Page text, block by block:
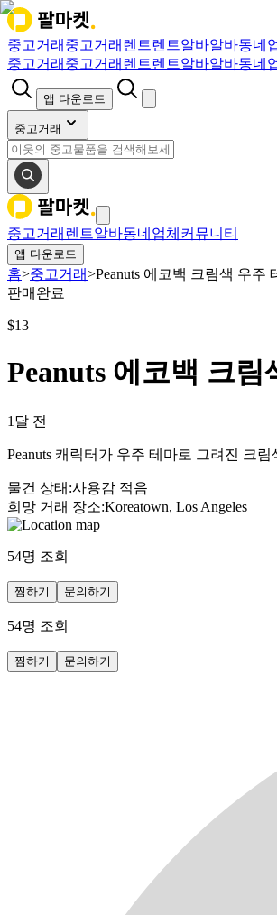
중고거래 중고거래 렌트렌트알바알바동네
중고거래 중고거래 렌트렌트알바알바동네
앱 다운로드
중고거래
중고거래 렌트알바동네업체 커뮤니티
앱 다운로드
홈>중고거래>Peanuts 에코백 크림색 우주
판매완료
$13
Peanuts 에코백 크림
1달 전
Peanuts 캐릭터가 우주 테마로 그려진 크
물건 상태 :사용감 적음
희망 거래 장소:Koreatown, Los Angeles
54명 조회
찜하기 문의하기
54명 조회
찜하기 문의하기